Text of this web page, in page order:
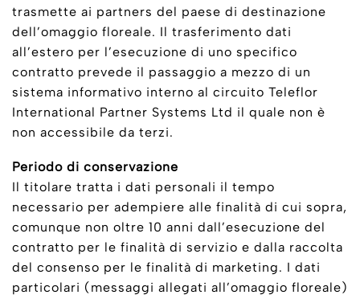
trasmette ai partners del paese di destinazione
dell’omaggio floreale. Il trasferimento dati
all’estero per l’esecuzione di uno specifico
contratto prevede il passaggio a mezzo di un
sistema informativo interno al circuito Teleflor
International Partner Systems Ltd il quale non è
non accessibile da terzi.
Periodo di conservazione
Il titolare tratta i dati personali il tempo
necessario per adempiere alle finalità di cui sopra,
comunque non oltre 10 anni dall’esecuzione del
contratto per le finalità di servizio e dalla raccolta
del consenso per le finalità di marketing. I dati
particolari (messaggi allegati all’omaggio floreale)